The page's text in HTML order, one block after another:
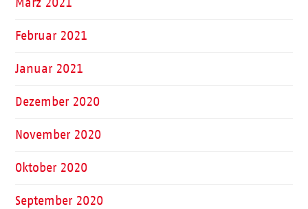
März 2021
Februar 2021
Januar 2021
Dezember 2020
November 2020
Oktober 2020
September 2020